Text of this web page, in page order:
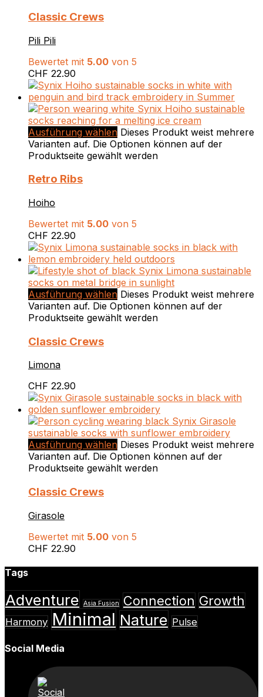
Classic Crews
Pili Pili
Bewertet mit 5.00 von 5
CHF 22.90
Ausführung wählen Dieses Produkt weist mehrere
Varianten auf. Die Optionen können auf der
Produktseite gewählt werden
Retro Ribs
Hoiho
Bewertet mit 5.00 von 5
CHF 22.90
Ausführung wählen Dieses Produkt weist mehrere
Varianten auf. Die Optionen können auf der
Produktseite gewählt werden
Classic Crews
Limona
CHF 22.90
Ausführung wählen Dieses Produkt weist mehrere
Varianten auf. Die Optionen können auf der
Produktseite gewählt werden
Classic Crews
Girasole
Bewertet mit 5.00 von 5
CHF 22.90
Tags
Adventure Asia Fusion Connection Growth
Harmony Minimal Nature Pulse
Social Media